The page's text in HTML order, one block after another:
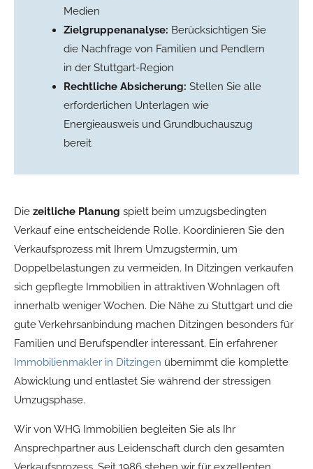
Medien
Zielgruppenanalyse: Berücksichtigen Sie
die Nachfrage von Familien und Pendlern
in der Stuttgart-Region
Rechtliche Absicherung: Stellen Sie alle
erforderlichen Unterlagen wie
Energieausweis und Grundbuchauszug
bereit
Die zeitliche Planung spielt beim umzugsbedingten
Verkauf eine entscheidende Rolle. Koordinieren Sie den
Verkaufsprozess mit Ihrem Umzugstermin, um
Doppelbelastungen zu vermeiden. In Ditzingen verkaufen
sich gepflegte Immobilien in attraktiven Wohnlagen oft
innerhalb weniger Wochen. Die Nähe zu Stuttgart und die
gute Verkehrsanbindung machen Ditzingen besonders für
Familien und Berufspendler interessant. Ein erfahrener
Immobilienmakler in Ditzingen übernimmt die komplette
Abwicklung und entlastet Sie während der stressigen
Umzugsphase.
Wir von WHG Immobilien begleiten Sie als Ihr
Ansprechpartner aus Leidenschaft durch den gesamten